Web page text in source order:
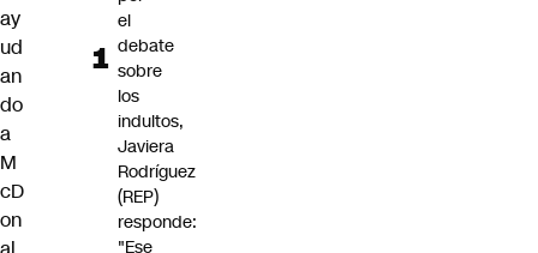
ay
ud
an
do
a
M
cD
on
el
debate
sobre
los
indultos,
Javiera
Rodríguez
(REP)
responde:
"Ese